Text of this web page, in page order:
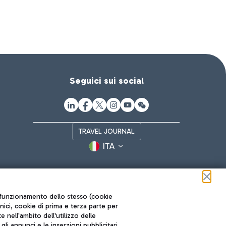
Seguici sui social
TRAVEL JOURNAL
ITA
dello stesso (cookie
cookie di prima e terza parte per
nell'ambito dell'utilizzo delle